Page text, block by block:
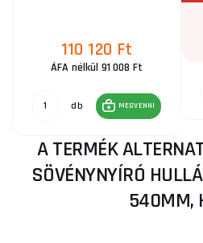
110 120 Ft
ÁFA nélkül 91 008 Ft
db MEGVENNI
A TERMÉK
SÖVÉNYNYÍRÓ
540MM,